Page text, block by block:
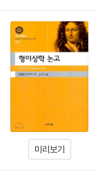
미리보기